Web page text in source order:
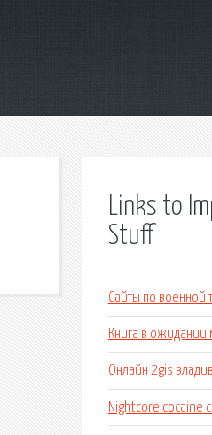
Links to
Stuff
Сайты по военной
Книга в ожидании
Онлайн 2gis
Nightcore cocaine